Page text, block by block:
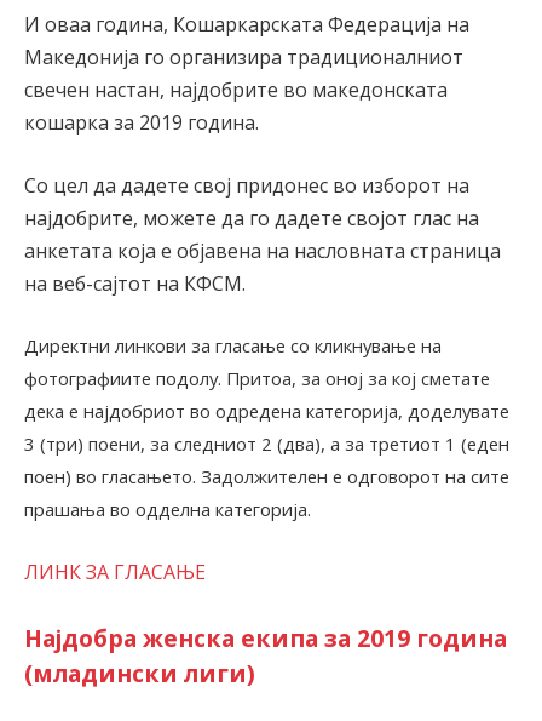
И оваа година, Кошаркарската Федерација на
Македонија го организира традиционалниот
свечен настан, најдобрите во македонската
кошарка за 2019 година.
Со цел да дадете свој придонес во изборот на
најдобрите, можете да го дадете својот глас на
анкетата која е објавена на насловната страница
на веб-сајтот на КФСМ.
Директни линкови за гласање со кликнување на
фотографиите подолу. Притоа, за оној за кој сметате
дека е најдобриот во одредена категорија, доделувате
3 (три) поени, за следниот 2 (два), а за третиот 1 (еден
поен) во гласањето. Задолжителен е одговорот на сите
прашања во одделна категорија.
ЛИНК ЗА ГЛАСАЊЕ
Најдобра женска екипа за 2019 година
(младински лиги)